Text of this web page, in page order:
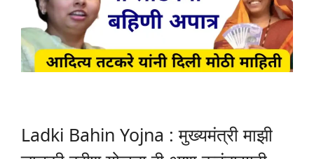
Ladki Bahin Yojna : मुख्यमंत्री माझी